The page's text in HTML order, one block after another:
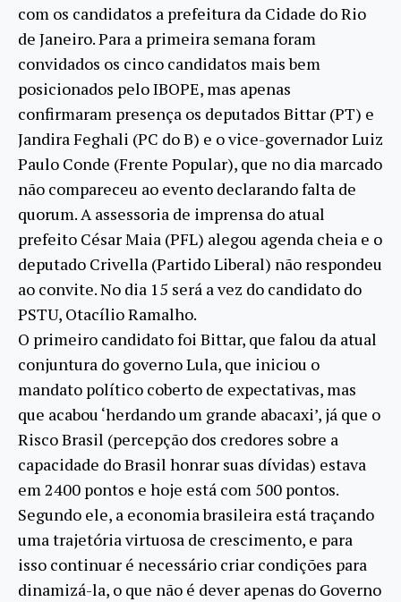
com os candidatos a prefeitura da Cidade do Rio
de Janeiro. Para a primeira semana foram
convidados os cinco candidatos mais bem
posicionados pelo IBOPE, mas apenas
confirmaram presença os deputados Bittar (PT) e
Jandira Feghali (PC do B) e o vice-governador Luiz
Paulo Conde (Frente Popular), que no dia marcado
não compareceu ao evento declarando falta de
quorum. A assessoria de imprensa do atual
prefeito César Maia (PFL) alegou agenda cheia e o
deputado Crivella (Partido Liberal) não respondeu
ao convite. No dia 15 será a vez do candidato do
PSTU, Otacílio Ramalho.
O primeiro candidato foi Bittar, que falou da atual
conjuntura do governo Lula, que iniciou o
mandato político coberto de expectativas, mas
que acabou ‘herdando um grande abacaxi’, já que o
Risco Brasil (percepção dos credores sobre a
capacidade do Brasil honrar suas dívidas) estava
em 2400 pontos e hoje está com 500 pontos.
Segundo ele, a economia brasileira está traçando
uma trajetória virtuosa de crescimento, e para
isso continuar é necessário criar condições para
dinamizá-la, o que não é dever apenas do Governo